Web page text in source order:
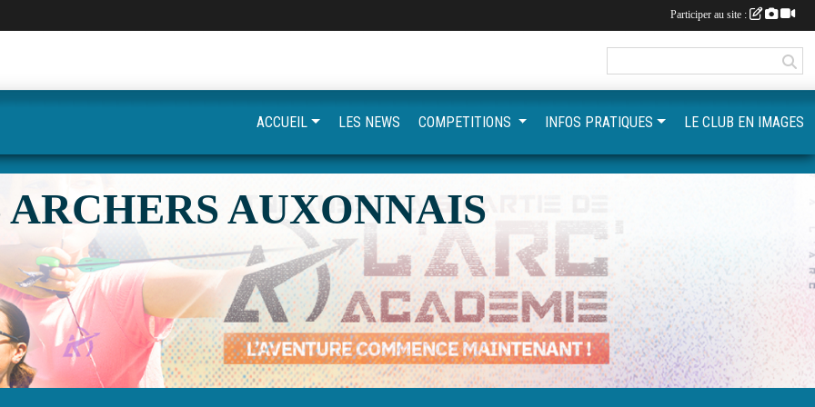
ARCHERS AUXONNAIS
ACCUEIL LES NEWS COMPETITIONS INFOS PRATIQUES LE CLUB EN IMAGES
Participer au site :